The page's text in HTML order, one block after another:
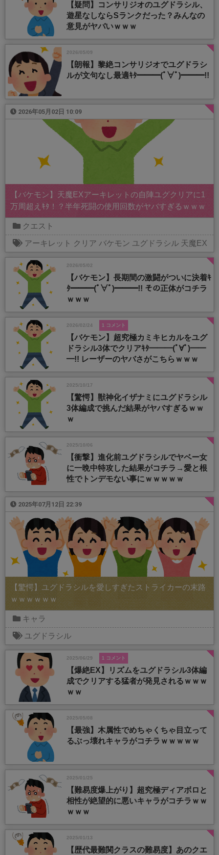
【疑問】コンサリジオのユグドラシル、
遊星なしならSランクだった？みんなの
意見がヤバいｗｗｗ
2026/05/09
【朗報】黎絶コンサリジオでユグドラシ
ルが文句なし最適ｷﾀ━━━(ﾟ∀ﾟ)━━━!!
2026年05月02日 10:09
【バケモン】天魔EXアーキレットの自陣ユグクリアに1
万周超えｷﾀ！？半年死闘の使用回数がヤバすぎるｗｗｗ
クエスト
アーキレット クリア バケモン ユグドラシル 天魔EX
2026/05/02
【バケモン】長期間の激闘がついに決着ｷ
ﾀ━━━(ﾟ∀ﾟ)━━━!! その正体がコチラ
ｗｗｗ
2026/02/24 1 コメント
【バケモン】超究極カミキヒカルをユグ
ドラシル3体でクリアｷﾀ━━━(ﾟ∀ﾟ)━━
━!! レーザーのヤバさがこちらｗｗｗ
2025/10/17
【驚愕】獣神化イザナミにユグドラシル
3体編成で挑んだ結果がヤバすぎるｗｗ
ｗ
2025/10/06
【衝撃】進化前ユグドラシルでヤベー女
に一晩中特攻した結果がコチラ→愛と根
性でトンデモない事にｗｗｗｗｗ
2025年07月12日 22:39
【驚愕】ユグドラシルを愛しすぎたストライカーの末路
ｗｗｗｗｗｗ
キャラ
ユグドラシル
2025/06/29 1 コメント
【爆絶EX】リズムをユグドラシル3体編
成でクリアする猛者が発見されるｗｗｗ
ｗｗ
2025/05/08
【最強】木属性でめちゃくちゃ目立って
るぶっ壊れキャラがコチラｗｗｗｗｗ
2025/01/25
【難易度爆上がり】超究極ディアボロと
相性が絶望的に悪いキャラがコチラｗｗ
ｗｗｗ
2025/01/13
【歴代最難関クラスの難易度】あのクエ